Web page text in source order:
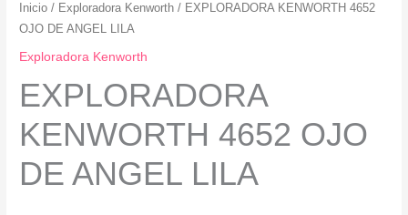
Inicio / Exploradora Kenworth / EXPLORADORA KENWORTH 4652
OJO DE ANGEL LILA
Exploradora Kenworth
EXPLORADORA
KENWORTH 4652 OJO
DE ANGEL LILA